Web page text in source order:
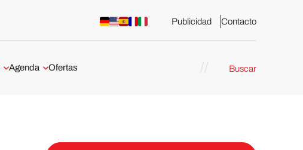
Publicidad Contacto
Agenda Ofertas Buscar